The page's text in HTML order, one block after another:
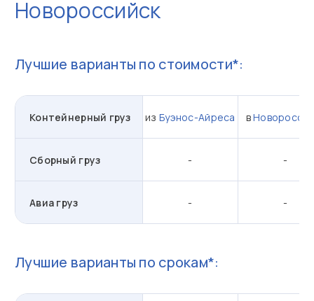
Новороссийск
Лучшие варианты по стоимости*:
Контейнерный груз изБуэнос-Айреса в
Сборный груз - -
Авиа груз - -
Лучшие варианты по срокам*: